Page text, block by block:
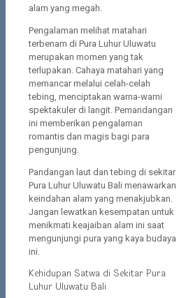
alam yang megah.
Pengalaman melihat matahari
terbenam di Pura Luhur Uluwatu
merupakan momen yang tak
terlupakan. Cahaya matahari yang
memancar melalui celah-celah
tebing, menciptakan warna-warni
spektakuler di langit. Pemandangan
ini memberikan pengalaman
romantis dan magis bagi para
pengunjung.
Pandangan laut dan tebing di sekitar
Pura Luhur Uluwatu Bali menawarkan
keindahan alam yang menakjubkan.
Jangan lewatkan kesempatan untuk
menikmati keajaiban alam ini saat
mengunjungi pura yang kaya budaya
ini.
Kehidupan Satwa di Sekitar Pura
Luhur Uluwatu Bali